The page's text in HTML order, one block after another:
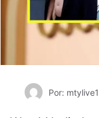
Por: mtylive1